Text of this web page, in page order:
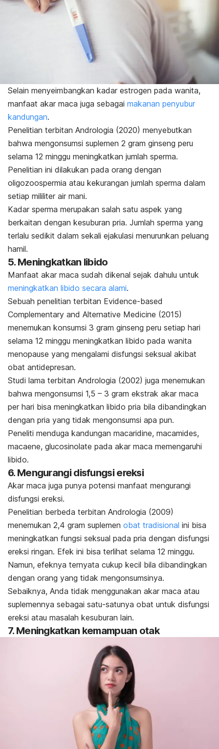
Selain menyeimbangkan kadar estrogen pada wanita,
manfaat akar maca juga sebagai makanan penyubur
kandungan.
Penelitian terbitan Andrologia (2020) menyebutkan
bahwa mengonsumsi suplemen 2 gram ginseng peru
selama 12 minggu meningkatkan jumlah sperma.
Penelitian ini dilakukan pada orang dengan
oligozoospermia atau kekurangan jumlah sperma dalam
setiap mililiter air mani.
Kadar sperma merupakan salah satu aspek yang
berkaitan dengan kesuburan pria. Jumlah sperma yang
terlalu sedikit dalam sekali ejakulasi menurunkan peluang
hamil.
5. Meningkatkan libido
Manfaat akar maca sudah dikenal sejak dahulu untuk
meningkatkan libido secara alami.
Sebuah penelitian terbitan Evidence-based
Complementary and Alternative Medicine (2015)
menemukan konsumsi 3 gram ginseng peru setiap hari
selama 12 minggu meningkatkan libido pada wanita
menopause yang mengalami disfungsi seksual akibat
obat antidepresan.
Studi lama terbitan Andrologia (2002) juga menemukan
bahwa mengonsumsi 1,5 – 3 gram ekstrak akar maca
per hari bisa meningkatkan libido pria bila dibandingkan
dengan pria yang tidak mengonsumsi apa pun.
Peneliti menduga kandungan macaridine, macamides,
macaene, glucosinolate pada akar maca memengaruhi
libido.
6. Mengurangi disfungsi ereksi
Akar maca juga punya potensi manfaat mengurangi
disfungsi ereksi.
Penelitian berbeda terbitan Andrologia (2009)
menemukan 2,4 gram suplemen obat tradisional ini bisa
meningkatkan fungsi seksual pada pria dengan disfungsi
ereksi ringan. Efek ini bisa terlihat selama 12 minggu.
Namun, efeknya ternyata cukup kecil bila dibandingkan
dengan orang yang tidak mengonsumsinya.
Sebaiknya, Anda tidak menggunakan akar maca atau
suplemennya sebagai satu-satunya obat untuk disfungsi
ereksi atau masalah kesuburan lain.
7. Meningkatkan kemampuan otak